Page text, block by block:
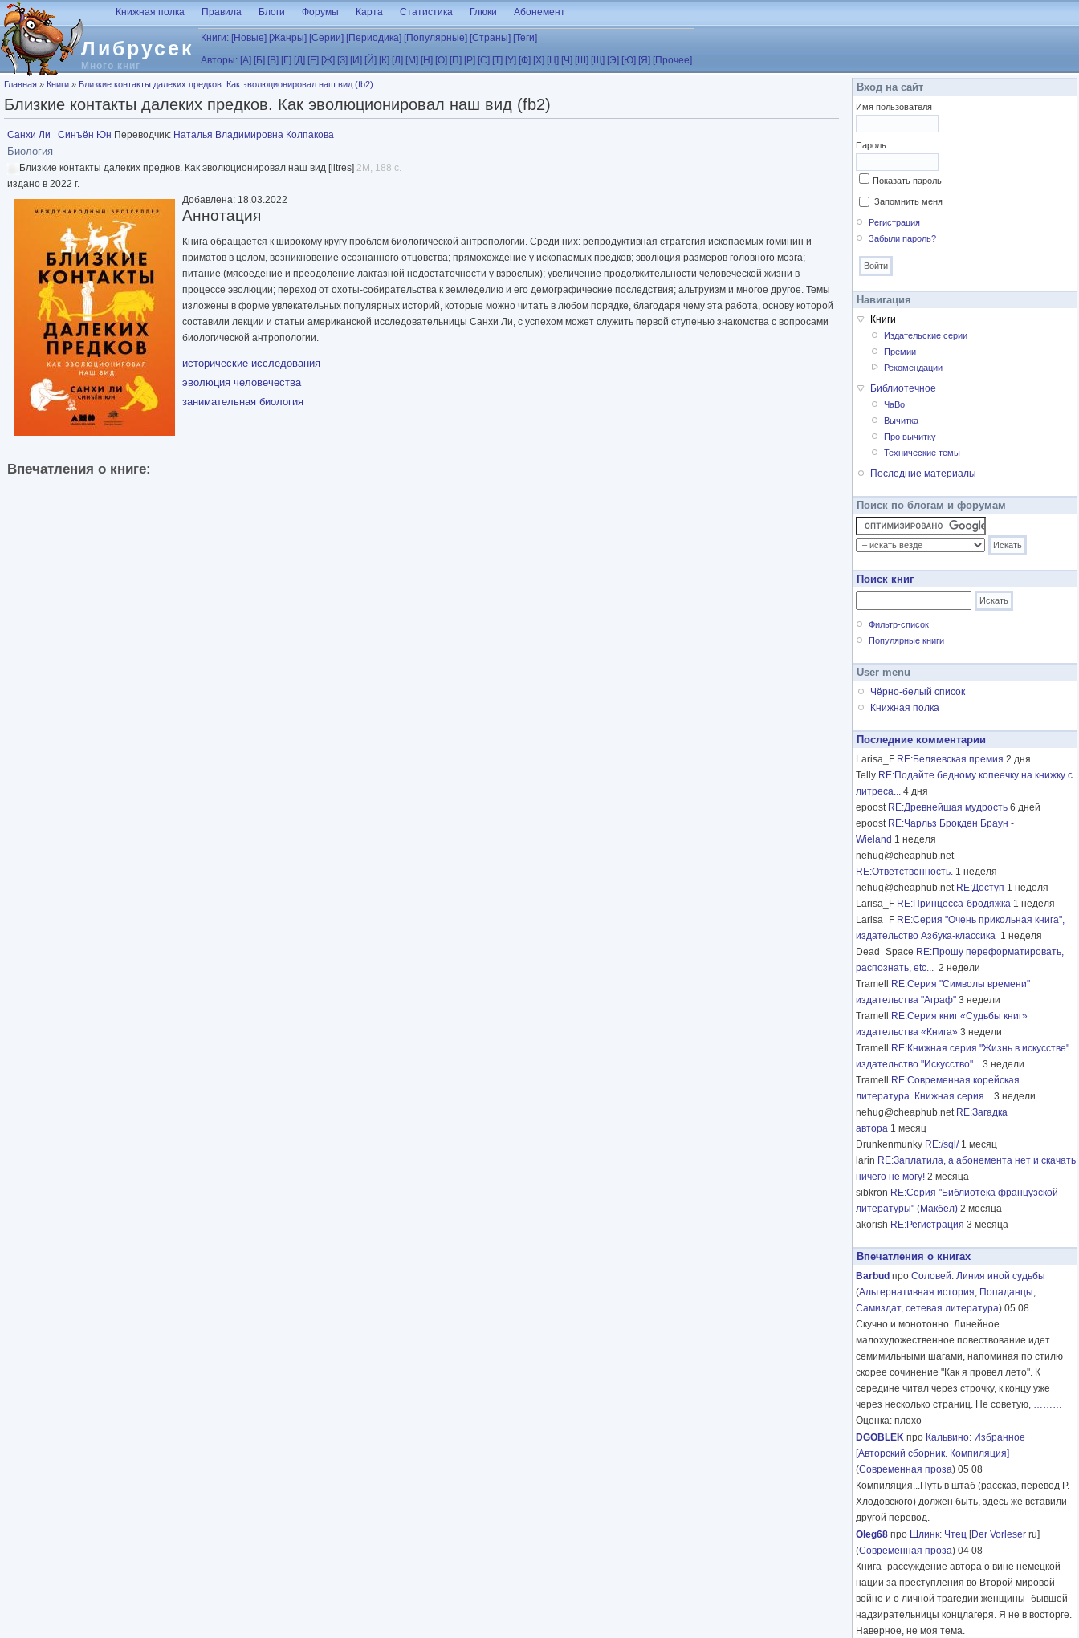
Перейти к основному содержанию
Либрусек
Много книг
Книжная полка Правила Блоги Форумы Карта Статистика Глюки Абонемент
Книги: [Новые] [Жанры] [Серии] [Периодика] [Популярные] [Страны] [Теги]
Авторы: [А] [Б] [В] [Г] [Д] [Е] [Ж] [З] [И] [Й] [К] [Л] [М] [Н] [О] [П] [Р] [С] [Т] [У] [Ф] [Х] [Ц] [Ч] [Ш] [Щ] [Э] [Ю] [Я] [Прочее]
Вы здесь
Главная » Книги » Близкие контакты далеких предков. Как эволюционировал наш вид (fb2)
Близкие контакты далеких предков. Как эволюционировал наш вид (fb2)
Санхи Ли Синъён Юн Переводчик: Наталья Владимировна Колпакова
Биология
Близкие контакты далеких предков. Как эволюционировал наш вид [litres] 2M, 188 с.
издано в 2022 г.
Добавлена: 18.03.2022
Аннотация
Книга обращается к широкому кругу проблем биологической антропологии. Среди них: репродуктивная стратегия ископаемых гоминин и
приматов в целом, возникновение осознанного отцовства; прямохождение у ископаемых предков; эволюция размеров головного мозга;
питание (мясоедение и преодоление лактазной недостаточности у взрослых); увеличение продолжительности человеческой жизни в
процессе эволюции; переход от охоты-собирательства к земледелию и его демографические последствия; альтруизм и многое другое. Темы
изложены в форме увлекательных популярных историй, которые можно читать в любом порядке, благодаря чему эта работа, основу которой
составили лекции и статьи американской исследовательницы Санхи Ли, с успехом может служить первой ступенью знакомства с вопросами
биологической антропологии.
исторические исследования
эволюция человечества
занимательная биология
Впечатления о книге:
Вход на сайт
Имя пользователя
Пароль
Показать пароль
Запомнить меня
Регистрация
Забыли пароль?
Навигация
Книги
Издательские серии
Премии
Рекомендации
Библиотечное
ЧаВо
Вычитка
Про вычитку
Технические темы
Последние материалы
Поиск по блогам и форумам
Поиск книг
Фильтр-список
Популярные книги
User menu
Чёрно-белый список
Книжная полка
Последние комментарии
Larisa_F RE:Беляевская премия 2 дня
Telly RE:Подайте бедному копеечку на книжку с
литреса... 4 дня
epoost RE:Древнейшая мудрость 6 дней
epoost RE:Чарльз Брокден Браун -
Wieland 1 неделя
nehug@cheaphub.net
RE:Ответственность. 1 неделя
nehug@cheaphub.net RE:Доступ 1 неделя
Larisa_F RE:Принцесса-бродяжка 1 неделя
Larisa_F RE:Серия "Очень прикольная книга",
издательство Азбука-классика 1 неделя
Dead_Space RE:Прошу переформатировать,
распознать, etc... 2 недели
Tramell
RE:Серия "Символы времени"
издательства "Аграф" 3 недели
Tramell
RE:Серия книг «Судьбы книг»
издательства «Книга» 3 недели
Tramell
RE:Книжная серия "Жизнь в искусстве"
издательство "Искусство"... 3 недели
Tramell
RE:Современная корейская
литература. Книжная серия... 3 недели
nehug@cheaphub.net RE:Загадка
автора 1 месяц
Drunkenmunky RE:/sql/ 1 месяц
larin RE:Заплатила, а абонемента нет и скачать
ничего не могу! 2 месяца
sibkron RE:Серия "Библиотека французской
литературы" (Макбел) 2 месяца
akorish RE:Регистрация 3 месяца
Впечатления о книгах
Barbud про Соловей: Линия иной судьбы
(Альтернативная история, Попаданцы,
Самиздат, сетевая литература) 05 08
Скучно и монотонно. Линейное
малохудожественное повествование идет
семимильными шагами, напоминая по стилю
скорее сочинение "Как я провел лето". К
середине читал через строчку, к концу уже
через несколько страниц. Не советую, ………
Оценка: плохо
DGOBLEK про Кальвино: Избранное
[Авторский сборник. Компиляция]
(Современная проза) 05 08
Компиляция...Путь в штаб (рассказ, перевод Р.
Хлодовского) должен быть, здесь же вставили
другой перевод.
Oleg68 про Шлинк: Чтец [Der Vorleser ru]
(Современная проза) 04 08
Книга- рассуждение автора о вине немецкой
нации за преступления во Второй мировой
войне и о личной трагедии женщины- бывшей
надзирательницы концлагеря. Я не в восторге.
Наверное, не моя тема.